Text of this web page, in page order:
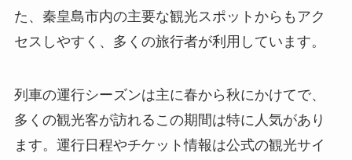
長城号文化旅游列車へのアクセスは非常に便利
で、秦皇島市にある主要な鉄道駅から乗車するこ
距離に位置し、週末の小旅行にも最適です。ま
た、秦皇島市内の主要な観光スポットからもアク
セスしやすく、多くの旅行者が利用しています。